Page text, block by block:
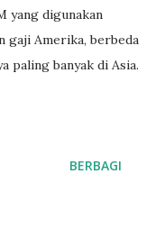
yang digunakan
gaji Amerika, berbeda
paling banyak di Asia.
BERBAGI